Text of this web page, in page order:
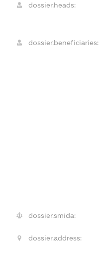
dossier.heads:
dossier.beneficiaries:
dossier.smida:
dossier.address: